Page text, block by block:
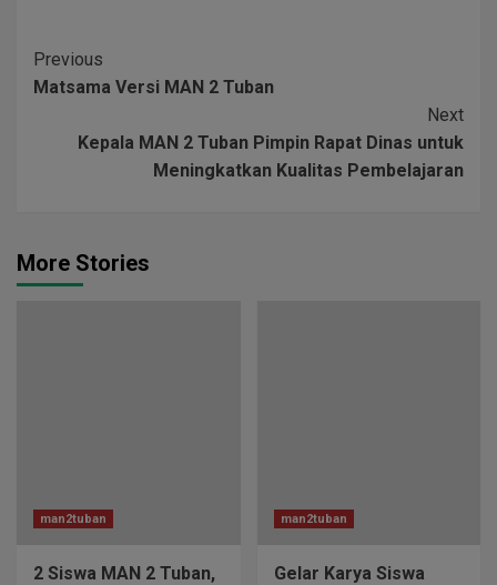
Previous
Matsama Versi MAN 2 Tuban
Next
Kepala MAN 2 Tuban Pimpin Rapat Dinas untuk
Meningkatkan Kualitas Pembelajaran
More Stories
man2tuban
2 Siswa MAN 2 Tuban,
man2tuban
Gelar Karya Siswa